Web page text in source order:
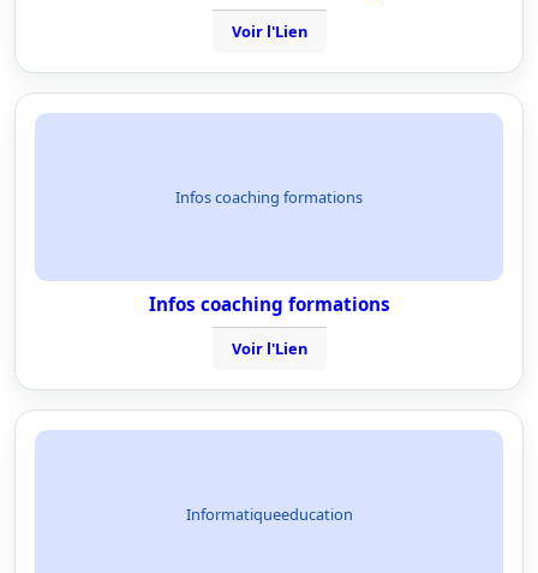
Voir l'Lien
Infos coaching formations
Infos coaching formations
Voir l'Lien
Informatiqueeducation